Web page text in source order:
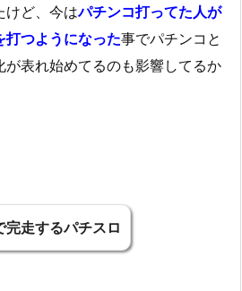
けど、今はパチンコ打ってた人が
打つようになった事でパチンコと
表れ始めてるのも影響してるか
完走するパチスロ